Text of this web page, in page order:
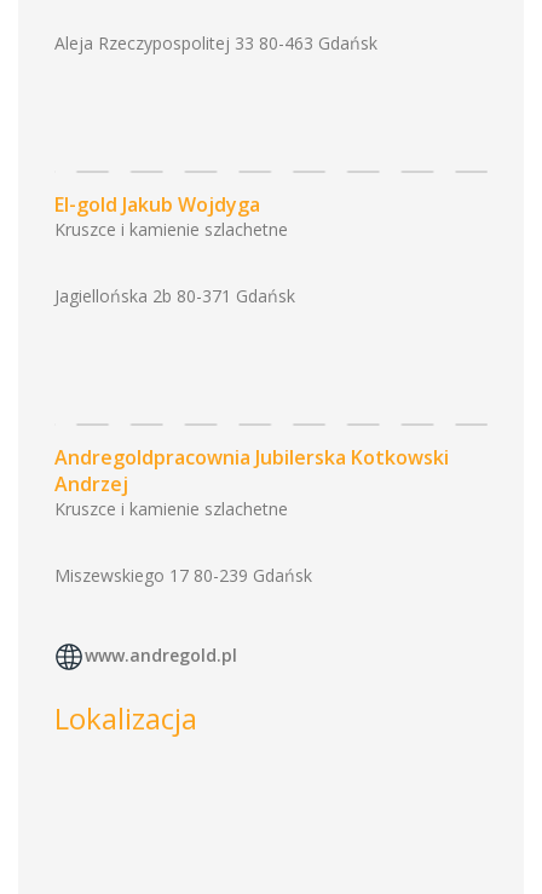
Aleja Rzeczypospolitej 33 80-463 Gdańsk
El-gold Jakub Wojdyga
Kruszce i kamienie szlachetne
Jagiellońska 2b 80-371 Gdańsk
Andregoldpracownia Jubilerska Kotkowski
Andrzej
Kruszce i kamienie szlachetne
Miszewskiego 17 80-239 Gdańsk
www.andregold.pl
Lokalizacja